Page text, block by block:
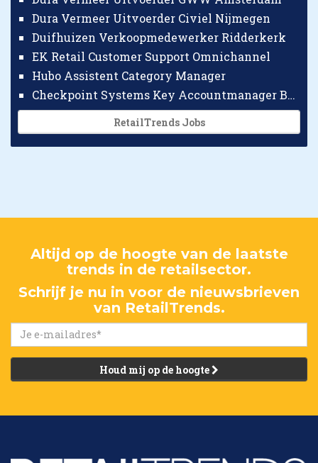
Dura Vermeer Uitvoerder Civiel Nijmegen
Duifhuizen Verkoopmedewerker Ridderkerk
EK Retail Customer Support Omnichannel
Hubo Assistent Category Manager
Checkpoint Systems Key Accountmanager Benelux
RetailTrends Jobs
Altijd op de hoogte van de laatste
trends in de retailsector.
Schrijf je nu in voor de nieuwsbrieven
van RetailTrends.
Houd mij op de hoogte